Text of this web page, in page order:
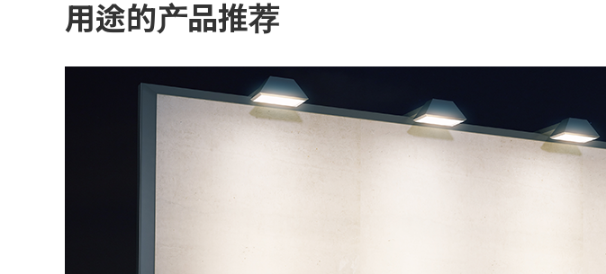
公司沿革
关系公司现状
用途的产品推荐